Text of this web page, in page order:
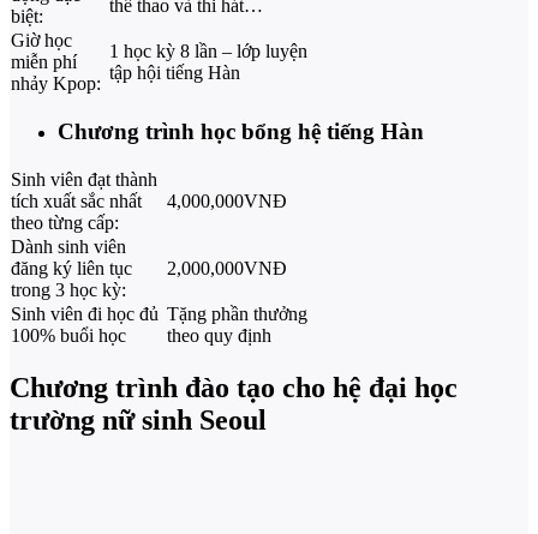
biệt:
thể thao và thi hát…
Giờ học
miễn phí
nhảy Kpop:
1 học kỳ 8 lần – lớp luyện
tập hội tiếng Hàn
Chương trình học bổng hệ tiếng Hàn
Sinh viên đạt thành
tích xuất sắc nhất
theo từng cấp:
4,000,000VNĐ
Dành sinh viên
đăng ký liên tục
trong 3 học kỳ:
2,000,000VNĐ
Sinh viên đi học đủ
100% buổi học
Tặng phần thưởng
theo quy định
Chương trình đào tạo cho hệ đại học
trường nữ sinh Seoul